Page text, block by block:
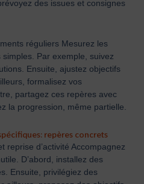
des issues et consignes
réguliers Mesurez les
Par exemple, suivez
Ensuite, ajustez objectifs
formalisez vos
partagez ces repères avec
la progression, même partielle.
repères concrets
reprise d’activité Accompagnez
D’abord, installez des
Ensuite, privilégiez des